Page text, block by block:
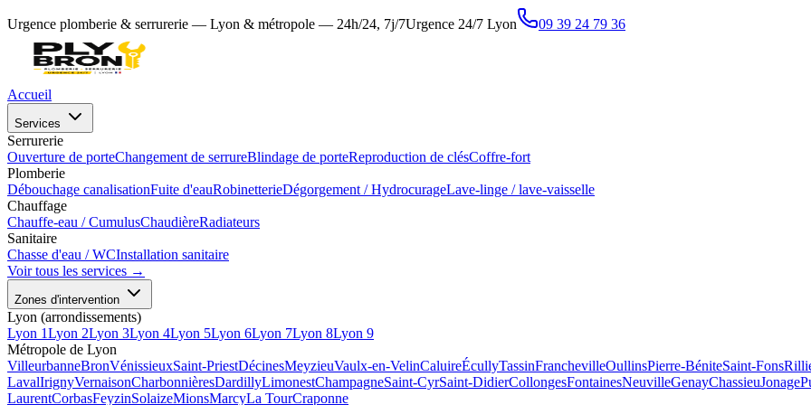
Urgence plomberie & serrurerie — Lyon & métropole — 24h/24, 7j/7Urgence 24/7 Lyon 09 39 24 79 36
Accueil
Services
Serrurerie
Ouverture de porteChangement de serrureBlindage de porteReproduction de clésCoffre-fort
Plomberie
Débouchage canalisationFuite d'eauRobinetterieDégorgement / HydrocurageLave-linge / lave-vaisselle
Chauffage
Chauffe-eau / CumulusChaudièreRadiateurs
Sanitaire
Chasse d'eau / WCInstallation sanitaire
Voir tous les services →
Zones d'intervention
Lyon (arrondissements)
Lyon 1Lyon 2Lyon 3Lyon 4Lyon 5Lyon 6Lyon 7Lyon 8Lyon 9
Métropole de Lyon
VilleurbanneBronVénissieuxSaint-PriestDécinesMeyzieuVaulx-en-VelinCaluireÉcullyTassinFranchevilleOullinsPierre-BéniteSaint-Fons
LavalIrignyVernaisonCharbonnièresDardillyLimonestChampagneSaint-CyrSaint-DidierCollongesFontainesNeuvilleGenayChassieuJonage
LaurentCorbasFeyzinSolaizeMionsMarcyLa TourCraponne